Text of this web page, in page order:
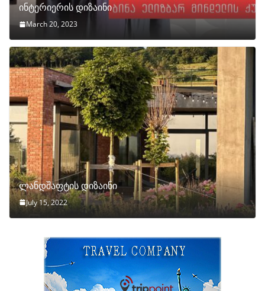
ინტერიერის დიზაინი
March 20, 2023
ლანდშაფტის დიზაინი
July 15, 2022